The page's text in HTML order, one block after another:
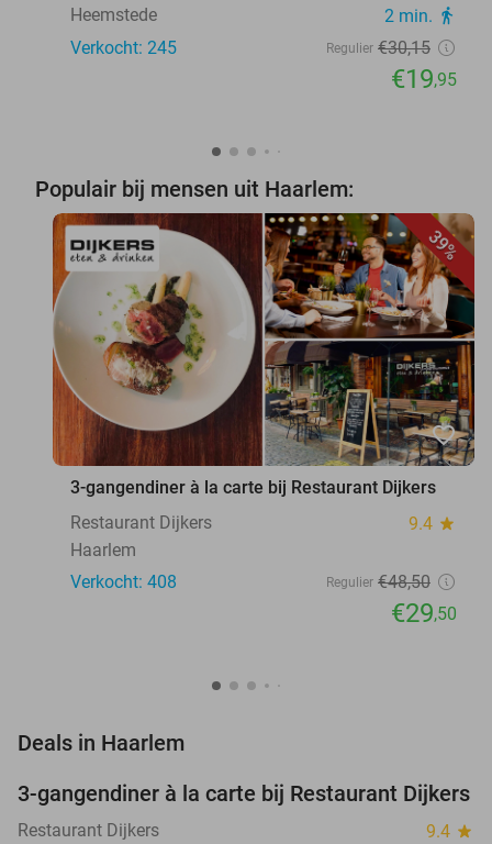
Heemstede 2 min. directions_walk
Verkocht: 245 Regulier €30,15
€19,95
Populair bij mensen uit Haarlem:
39%
favorite_border
3-gangendiner à la carte bij Restaurant Dijkers
Restaurant Dijkers
9.4 star
Haarlem
Verkocht: 408
Regulier €48,50
€29,50
Deals in Haarlem
39%
3-gangendiner à la carte bij Restaurant Dijkers
Restaurant Dijkers 9.4 star